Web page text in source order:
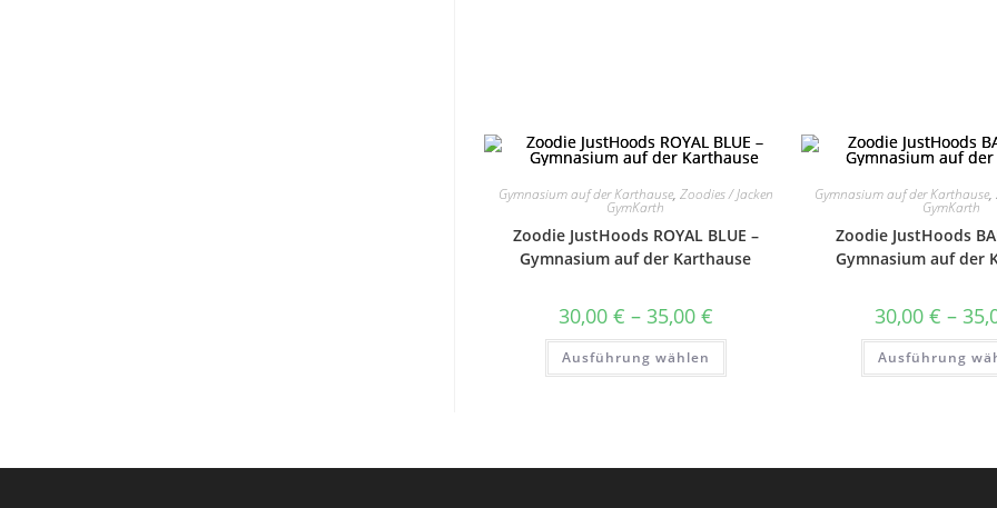
Gymnasium auf der Karthause, Zoodies / Jacken
GymKarth
Zoodie JustHoods ROYAL BLUE –
Gymnasium auf der Karthause
30,00 € – 35,00 €Preisspanne:
30,00 €
bis
Ausführung wählen
Dieses
weist
können
Gymnasium auf der Karthause,
GymKarth
Zoodie JustHoods
Gymnasium auf der
30,00 € –
Ausführung